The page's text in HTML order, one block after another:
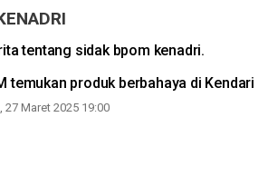
tentang sidak bpom kenadri.
temukan produk berbahaya di Kendari
27 Maret 2025 19:00